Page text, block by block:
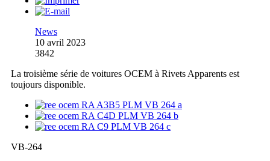
News
10 avril 2023
3842
La troisième série de voitures OCEM à Rivets Apparents est
toujours disponible.
VB-264